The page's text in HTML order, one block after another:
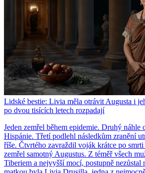
Lidské bestie: Livia měla otrávit Augusta i
po dvou tisících letech rozpadají
Jeden zemřel během epidemie. Druhý náhle
Hispánie. Třetí podlehl následkům zranění
říše. Čtvrtého zavraždil voják krátce po
zemřel samotný Augustus. Z téměř všech
Tiberiem a nejvyšší mocí, postupně